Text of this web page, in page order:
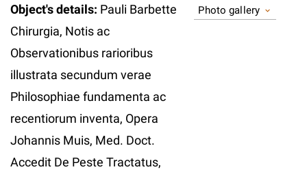
Object's details: Pauli Barbette
Chirurgia, Notis ac
Observationibus rarioribus
illustrata secundum verae
Philosophiae fundamenta ac
recentiorum inventa, Opera
Johannis Muis, Med. Doct.
Accedit De Peste Tractatus,
Photo gallery